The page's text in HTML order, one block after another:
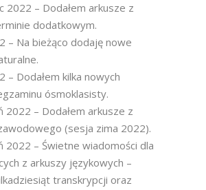
2022 – Dodałem arkusze z
dodatkowym.
– Na bieżąco dodaję nowe
– Dodałem kilka nowych
ósmoklasisty.
2022 – Dodałem arkusze z
(sesja zima 2022).
2022 – Świetne wiadomości dla
z arkuszy językowych –
transkrypcji oraz